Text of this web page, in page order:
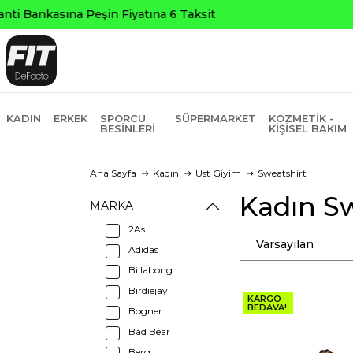
KADIN ERKEK
SPORCU
BESINLERI
SÜPERMARKET
KOZMETIK -
KIŞISEL BAKIM
Ana Sayfa Kadın Üst Giyim Sweatshirt
MARKA
2As
Adidas
Billabong
Birdiejay
Bogner
Bad Bear
Kadın
Varsayılan
KARGO
BEDAVA!